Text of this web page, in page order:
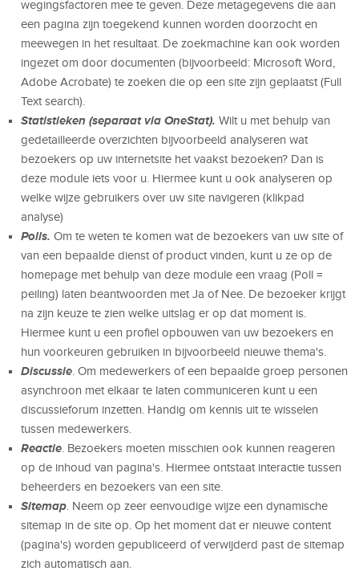
wegingsfactoren mee te geven. Deze metagegevens die aan
een pagina zijn toegekend kunnen worden doorzocht en
meewegen in het resultaat. De zoekmachine kan ook worden
ingezet om door documenten (bijvoorbeeld: Microsoft Word,
Adobe Acrobate) te zoeken die op een site zijn geplaatst (Full
Text search).
Statistieken (separaat via OneStat). Wilt u met behulp van
gedetailleerde overzichten bijvoorbeeld analyseren wat
bezoekers op uw internetsite het vaakst bezoeken? Dan is
deze module iets voor u. Hiermee kunt u ook analyseren op
welke wijze gebruikers over uw site navigeren (klikpad
analyse)
Polls. Om te weten te komen wat de bezoekers van uw site of
van een bepaalde dienst of product vinden, kunt u ze op de
homepage met behulp van deze module een vraag (Poll =
peiling) laten beantwoorden met Ja of Nee. De bezoeker krijgt
na zijn keuze te zien welke uitslag er op dat moment is.
Hiermee kunt u een profiel opbouwen van uw bezoekers en
hun voorkeuren gebruiken in bijvoorbeeld nieuwe thema's.
Discussie . Om medewerkers of een bepaalde groep personen
asynchroon met elkaar te laten communiceren kunt u een
discussieforum inzetten. Handig om kennis uit te wisselen
tussen medewerkers.
Reactie . Bezoekers moeten misschien ook kunnen reageren
op de inhoud van pagina's. Hiermee ontstaat interactie tussen
beheerders en bezoekers van een site.
Sitemap . Neem op zeer eenvoudige wijze een dynamische
sitemap in de site op. Op het moment dat er nieuwe content
(pagina's) worden gepubliceerd of verwijderd past de sitemap
zich automatisch aan.